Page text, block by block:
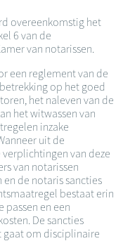
overeenkomstig het
6 van de
van notarissen.
een reglement van de
op het goed
het naleven van de
het witwassen van
inzake
uit de
van deze
van notarissen
de notaris sancties
bestaat erin
passen en een
De sancties
gaat om disciplinaire